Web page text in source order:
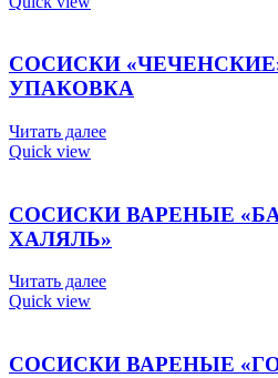
СОСИСКИ
УПАКОВКА
Читать далее
Quick view
СОСИСКИ ВАРЕНЫЕ
ХАЛЯЛЬ»
Читать далее
Quick view
СОСИСКИ ВАРЕНЫЕ